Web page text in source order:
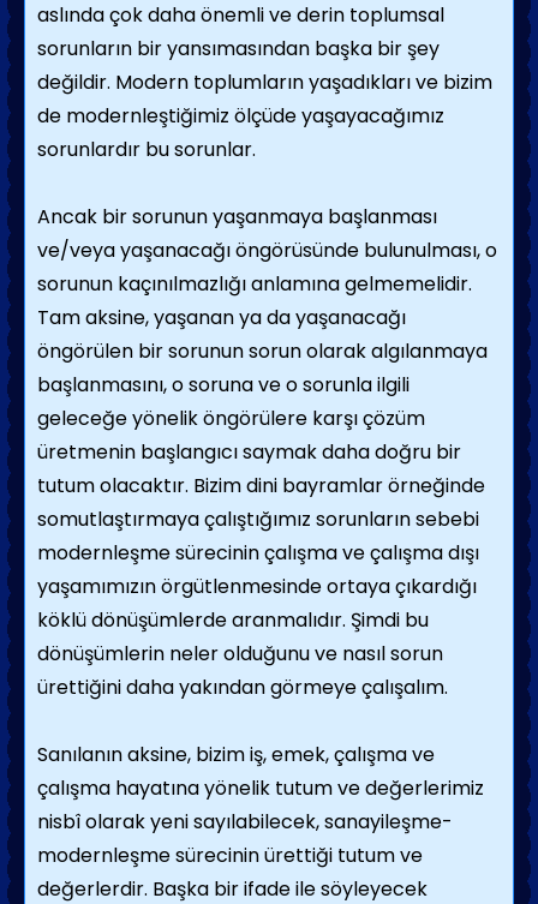
aslında çok daha önemli ve derin toplumsal
sorunların bir yansımasından başka bir şey
değildir. Modern toplumların yaşadıkları ve bizim
de modernleştiğimiz ölçüde yaşayacağımız
sorunlardır bu sorunlar.
Ancak bir sorunun yaşanmaya başlanması
ve/veya yaşanacağı öngörüsünde bulunulması, o
sorunun kaçınılmazlığı anlamına gelmemelidir.
Tam aksine, yaşanan ya da yaşanacağı
öngörülen bir sorunun sorun olarak algılanmaya
başlanmasını, o soruna ve o sorunla ilgili
geleceğe yönelik öngörülere karşı çözüm
üretmenin başlangıcı saymak daha doğru bir
tutum olacaktır. Bizim dini bayramlar örneğinde
somutlaştırmaya çalıştığımız sorunların sebebi
modernleşme sürecinin çalışma ve çalışma dışı
yaşamımızın örgütlenmesinde ortaya çıkardığı
köklü dönüşümlerde aranmalıdır. Şimdi bu
dönüşümlerin neler olduğunu ve nasıl sorun
ürettiğini daha yakından görmeye çalışalım.
Sanılanın aksine, bizim iş, emek, çalışma ve
çalışma hayatına yönelik tutum ve değerlerimiz
nisbî olarak yeni sayılabilecek, sanayileşme-
modernleşme sürecinin ürettiği tutum ve
değerlerdir. Başka bir ifade ile söyleyecek